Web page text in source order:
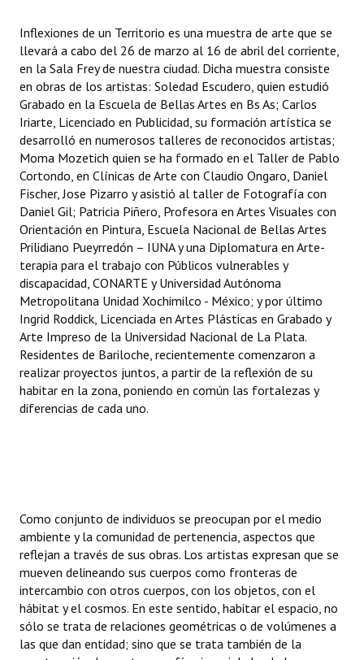
Ejecución Presupuestaria
Actas de Audiencias Públicas
NORMATIVA
Comunicaciones
Declaraciones
Resoluciones
Resoluciones de Presidencia
INSTITUCIONAL
Antiguos Pobladores
Noticias Destacadas
Registros y Distinciones
Datos Históricos
Periodistas Decanos - Registro
Ciudadano Ilustre - Registro
Banca del Vecino - Registro
Huéspedes de Honor - Registro
Inflexiones de un Territorio es una muestra de arte que se
llevará a cabo del 26 de marzo al 16 de abril del corriente,
en la Sala Frey de nuestra ciudad. Dicha muestra consiste
en obras de los artistas: Soledad Escudero, quien estudió
Grabado en la Escuela de Bellas Artes en Bs As; Carlos
Iriarte, Licenciado en Publicidad, su formación artística se
desarrolló en numerosos talleres de reconocidos artistas;
Moma Mozetich quien se ha formado en el Taller de Pablo
Cortondo, en Clínicas de Arte con Claudio Ongaro, Daniel
Fischer, Jose Pizarro y asistió al taller de Fotografía con
Daniel Gil; Patricia Piñero, Profesora en Artes Visuales con
Orientación en Pintura, Escuela Nacional de Bellas Artes
Prilidiano Pueyrredón – IUNA y una Diplomatura en Arte-
terapia para el trabajo con Públicos vulnerables y
discapacidad, CONARTE y Universidad Autónoma
Metropolitana Unidad Xochimilco - México; y por último
Ingrid Roddick, Licenciada en Artes Plásticas en Grabado y
Arte Impreso de la Universidad Nacional de La Plata.
Residentes de Bariloche, recientemente comenzaron a
realizar proyectos juntos, a partir de la reflexión de su
habitar en la zona, poniendo en común las fortalezas y
diferencias de cada uno.
Como conjunto de individuos se preocupan por el medio
ambiente y la comunidad de pertenencia, aspectos que
reflejan a través de sus obras. Los artistas expresan que se
mueven delineando sus cuerpos como fronteras de
intercambio con otros cuerpos, con los objetos, con el
hábitat y el cosmos. En este sentido, habitar el espacio, no
sólo se trata de relaciones geométricas o de volúmenes a
las que dan entidad; sino que se trata también de la